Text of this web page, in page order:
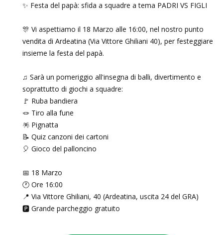
✨ Festa del papà: sfida a squadre a tema PADRI VS FIGLI
🎊 Vi aspettiamo il 18 Marzo alle 16:00, nel nostro punto
vendita di Ardeatina (Via Vittore Ghiliani 40), per festeggiare
insieme la festa del papà.
♫ Sarà un pomeriggio all'insegna di balli, divertimento e
soprattutto di giochi a squadre:
🚩 Ruba bandiera
🪢 Tiro alla fune
🪅 Pignatta
📝 Quiz canzoni dei cartoni
🎈 Gioco del palloncino
📅 18 Marzo
🕐 Ore 16:00
📍 Via Vittore Ghiliani, 40 (Ardeatina, uscita 24 del GRA)
🅿️ Grande parcheggio gratuito